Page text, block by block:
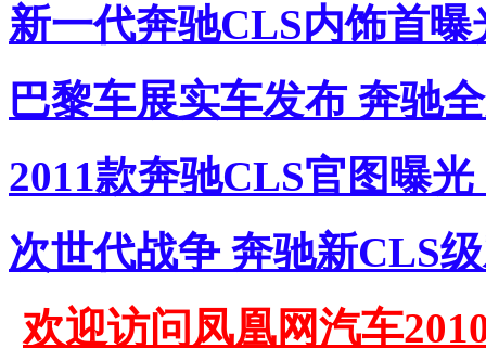
新一代奔驰CLS内饰首
巴黎车展实车发布 奔驰
2011款奔驰CLS官图曝
次世代战争 奔驰新CLS
欢迎访问凤凰网汽车